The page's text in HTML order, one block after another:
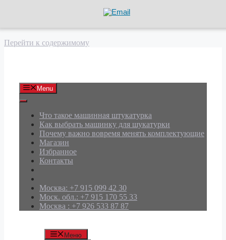
Перейти к содержимому
Menu
Что такое машинная штукатурка
Как выбрать машинку для шукатурки
Почему важно вовремя менять комплектующие
Магазин
Избранное
Контакты
Москва: +7 915 099 42 30
Моск. обл.: +7 915 170 55 33
Москва : +7 926 533 87 87
Меню